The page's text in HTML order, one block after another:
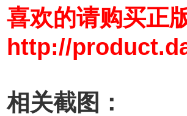
喜欢的请购买正
http://
相关截图：